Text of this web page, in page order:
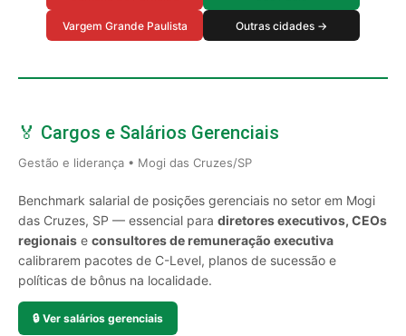
Vargem Grande Paulista Outras cidades →
🏅 Cargos e Salários Gerenciais
Gestão e liderança • Mogi das Cruzes/SP
Benchmark salarial de posições gerenciais no setor em Mogi
das Cruzes, SP — essencial para diretores executivos, CEOs
regionais e consultores de remuneração executiva
calibrarem pacotes de C-Level, planos de sucessão e
políticas de bônus na localidade.
🔒 Ver salários gerenciais